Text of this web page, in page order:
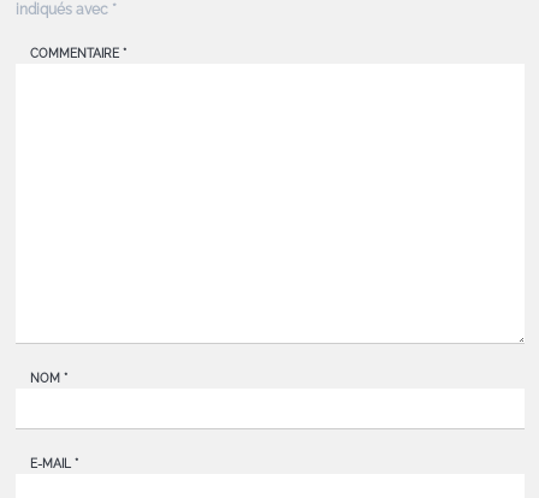
indiqués avec *
COMMENTAIRE *
NOM *
E-MAIL *